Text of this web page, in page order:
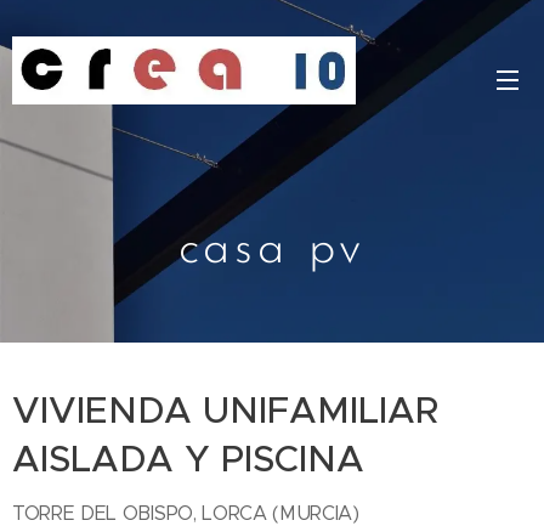
casa pv
VIVIENDA UNIFAMILIAR
AISLADA Y PISCINA
TORRE DEL OBISPO, LORCA (MURCIA)